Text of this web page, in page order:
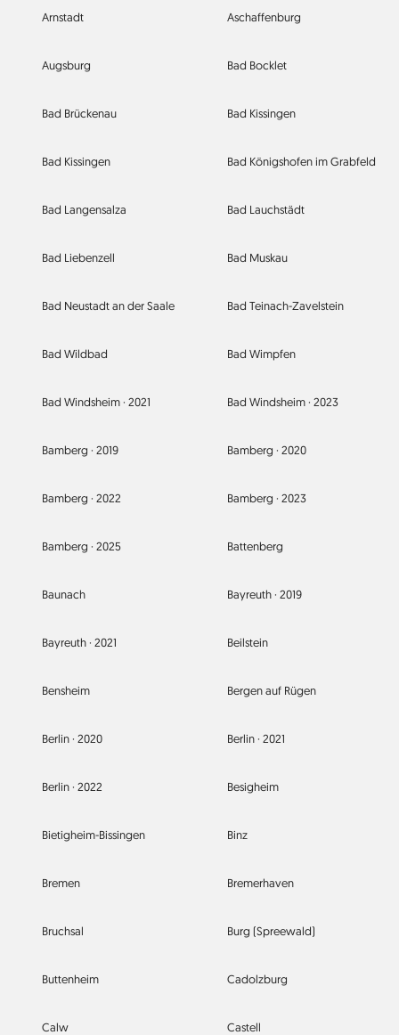
Arnstadt Aschaffenburg
Augsburg Bad Bocklet
Bad Brückenau Bad Kissingen
Bad Kissingen Bad Königshofen im Grabfeld
Bad Langensalza Bad Lauchstädt
Bad Liebenzell Bad Muskau
Bad Neustadt an der Saale Bad Teinach-Zavelstein
Bad Wildbad Bad Wimpfen
Bad Windsheim ·2021 Bad Windsheim · 2023
Bamberg ·2019 Bamberg · 2020
Bamberg ·2022 Bamberg · 2023
Bamberg ·2025 Battenberg
Baunach Bayreuth · 2019
Bayreuth ·2021 Beilstein
Bensheim Bergen auf Rügen
Berlin ·2020 Berlin · 2021
Berlin ·2022 Besigheim
Bietigheim-Bissingen Binz
Bremen Bremerhaven
Bruchsal Burg (Spreewald)
Buttenheim Cadolzburg
Calw Castell